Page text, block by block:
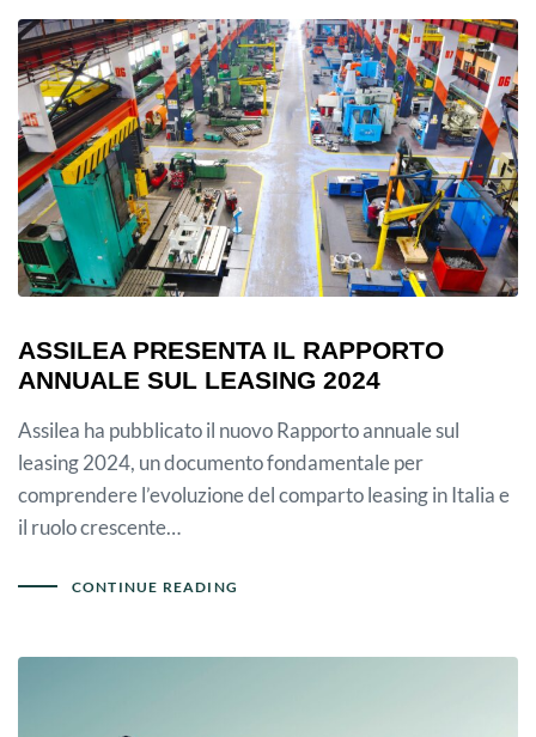
ASSILEA PRESENTA IL RAPPORTO
ANNUALE SUL LEASING 2024
Assilea ha pubblicato il nuovo Rapporto annuale sul
leasing 2024, un documento fondamentale per
comprendere l’evoluzione del comparto leasing in Italia e
il ruolo crescente…
CONTINUE READING